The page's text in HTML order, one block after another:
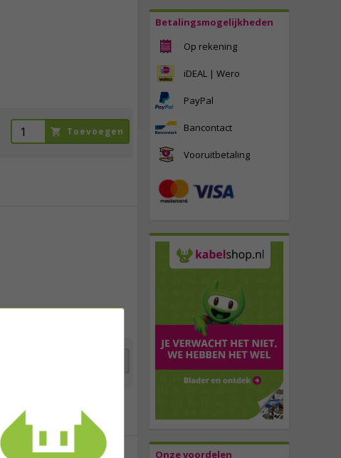
Betalingsmogelijkheden
Op rekening
iDEAL | Wero
PayPal
Bancontact
Vooruitbetaling
Onze voordelen
Toevoegen